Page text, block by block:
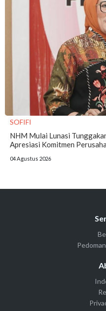
SOFIFI
NHM Mulai Lunasi
Apresiasi Komitmen
04 Agustus 2026